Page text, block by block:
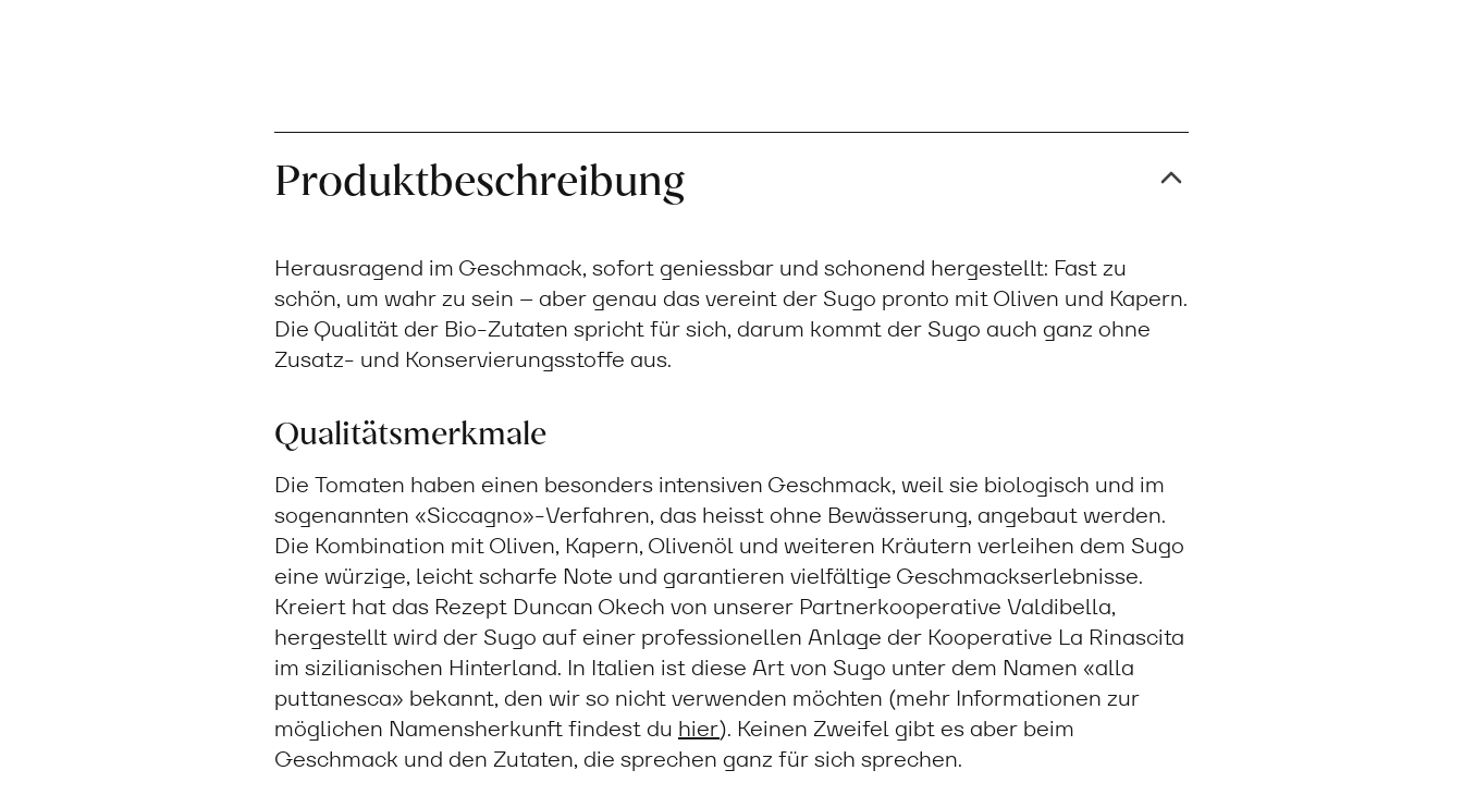
Produktbeschreibung
Herausragend im Geschmack, sofort geniessbar und schonend hergestellt: Fast zu
schön, um wahr zu sein – aber genau das vereint der Sugo pronto mit Oliven und Kapern.
Die Qualität der Bio-Zutaten spricht für sich, darum kommt der Sugo auch ganz ohne
Zusatz- und Konservierungsstoffe aus.
Qualitätsmerkmale
Die Tomaten haben einen besonders intensiven Geschmack, weil sie biologisch und im
sogenannten «Siccagno»-Verfahren, das heisst ohne Bewässerung, angebaut werden.
Die Kombination mit Oliven, Kapern, Olivenöl und weiteren Kräutern verleihen dem Sugo
eine würzige, leicht scharfe Note und garantieren vielfältige Geschmackserlebnisse.
Kreiert hat das Rezept Duncan Okech von unserer Partnerkooperative Valdibella,
hergestellt wird der Sugo auf einer professionellen Anlage der Kooperative La Rinascita
im sizilianischen Hinterland. In Italien ist diese Art von Sugo unter dem Namen «alla
puttanesca» bekannt, den wir so nicht verwenden möchten (mehr Informationen zur
möglichen Namensherkunft findest du hier). Keinen Zweifel gibt es aber beim
Geschmack und den Zutaten, die sprechen ganz für sich sprechen.